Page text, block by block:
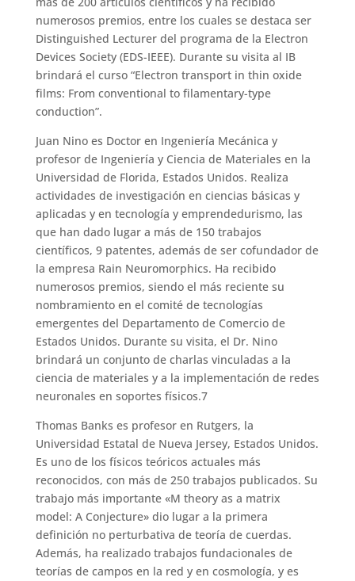
numerosos premios, entre los cuales se destaca ser
Distinguished Lecturer del programa de la Electron
Devices Society (EDS-IEEE). Durante su visita al IB
brindará el curso “Electron transport in thin oxide
films: From conventional to filamentary-type
conduction”.
Juan Nino es Doctor en Ingeniería Mecánica y
profesor de Ingeniería y Ciencia de Materiales en la
Universidad de Florida, Estados Unidos. Realiza
actividades de investigación en ciencias básicas y
aplicadas y en tecnología y emprendedurismo, las
que han dado lugar a más de 150 trabajos
científicos, 9 patentes, además de ser cofundador de
la empresa Rain Neuromorphics. Ha recibido
numerosos premios, siendo el más reciente su
nombramiento en el comité de tecnologías
emergentes del Departamento de Comercio de
Estados Unidos. Durante su visita, el Dr. Nino
brindará un conjunto de charlas vinculadas a la
ciencia de materiales y a la implementación de redes
neuronales en soportes físicos.7
Thomas Banks es profesor en Rutgers, la
Universidad Estatal de Nueva Jersey, Estados Unidos.
Es uno de los físicos teóricos actuales más
reconocidos, con más de 250 trabajos publicados. Su
trabajo más importante «M theory as a matrix
model: A Conjecture» dio lugar a la primera
definición no perturbativa de teoría de cuerdas.
Además, ha realizado trabajos fundacionales de
teorías de campos en la red y en cosmología, y es